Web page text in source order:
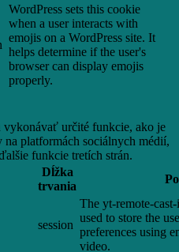
WordPress sets this cookie
when a user interacts with
emojis on a WordPress site. It
helps determine if the user's
browser can display emojis
properly.
vykonávať určité funkcie, ako je
platformách sociálnych médií,
funkcie tretích strán.
Dĺžka
trvania
session
The yt-remote-
used to store the
preferences using
video.